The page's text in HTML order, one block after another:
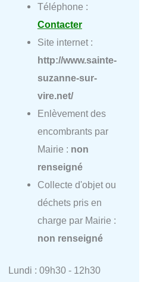
Téléphone :
Contacter
Site internet :
http://www.sainte-
suzanne-sur-
vire.net/
Enlèvement des
encombrants par
Mairie : non
renseigné
Collecte d'objet ou
déchets pris en
charge par Mairie :
non renseigné
Lundi : 09h30 - 12h30